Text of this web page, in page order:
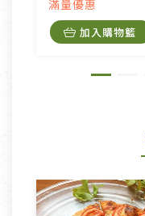
滿量優惠
加入購物籃